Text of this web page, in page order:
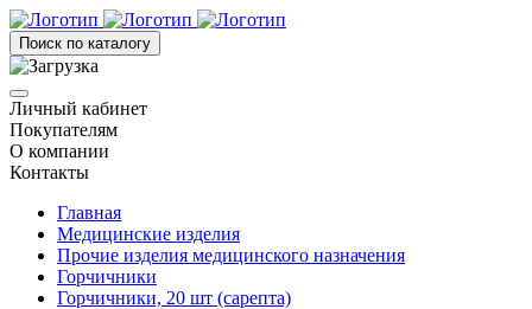
Поиск по каталогу
Личный кабинет
Покупателям
О компании
Контакты
Главная
Медицинские изделия
Прочие изделия медицинского назначения
Горчичники
Горчичники, 20 шт (сарепта)